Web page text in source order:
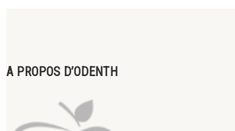
A PROPOS D’ODENTH